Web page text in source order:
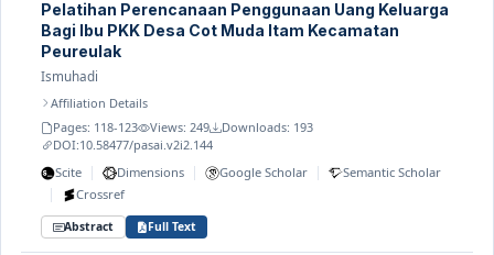
Pelatihan Perencanaan Penggunaan Uang Keluarga
Bagi Ibu PKK Desa Cot Muda Itam Kecamatan
Peureulak
Ismuhadi
Affiliation Details
Pages: 118-123
Views: 249
Downloads: 193
DOI:10.58477/pasai.v2i2.144
Scite | Dimensions | Google Scholar | Semantic Scholar
| Crossref
Abstract Full Text